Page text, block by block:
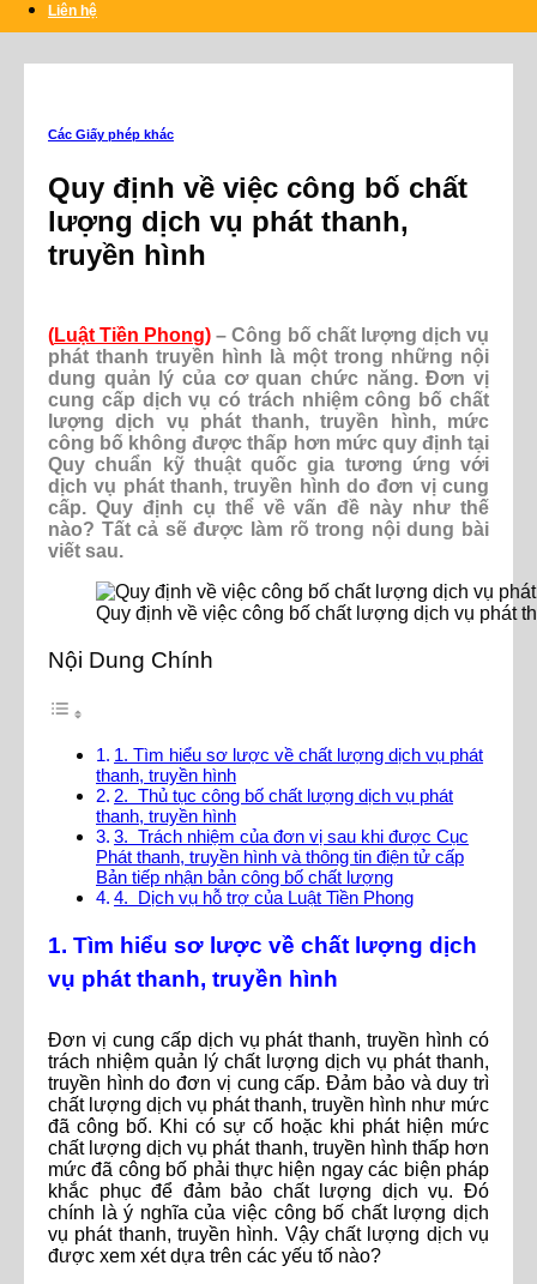
Liên hệ
Các Giấy phép khác
Quy định về việc công bố chất
lượng dịch vụ phát thanh,
truyền hình
(Luật Tiền Phong) – Công bố chất lượng dịch vụ
phát thanh truyền hình là một trong những nội
dung quản lý của cơ quan chức năng. Đơn vị
cung cấp dịch vụ có trách nhiệm công bố chất
lượng dịch vụ phát thanh, truyền hình, mức
công bố không được thấp hơn mức quy định tại
Quy chuẩn kỹ thuật quốc gia tương ứng với
dịch vụ phát thanh, truyền hình do đơn vị cung
cấp. Quy định cụ thể về vấn đề này như thế
nào? Tất cả sẽ được làm rõ trong nội dung bài
viết sau.
Quy định về việc công bố chất lượng dịch vụ phát
Nội Dung Chính
1. Tìm hiểu sơ lược về chất lượng dịch vụ phát
thanh, truyền hình
2. Thủ tục công bố chất lượng dịch vụ phát
thanh, truyền hình
3. Trách nhiệm của đơn vị sau khi được Cục
Phát thanh, truyền hình và thông tin điện tử cấp
Bản tiếp nhận bản công bố chất lượng
4. Dịch vụ hỗ trợ của Luật Tiền Phong
1. Tìm hiểu sơ lược về chất lượng dịch
vụ phát thanh, truyền hình
Đơn vị cung cấp dịch vụ phát thanh, truyền hình có
trách nhiệm quản lý chất lượng dịch vụ phát thanh,
truyền hình do đơn vị cung cấp. Đảm bảo và duy trì
chất lượng dịch vụ phát thanh, truyền hình như mức
đã công bố. Khi có sự cố hoặc khi phát hiện mức
chất lượng dịch vụ phát thanh, truyền hình thấp hơn
mức đã công bố phải thực hiện ngay các biện pháp
khắc phục để đảm bảo chất lượng dịch vụ. Đó
chính là ý nghĩa của việc công bố chất lượng dịch
vụ phát thanh, truyền hình. Vậy chất lượng dịch vụ
được xem xét dựa trên các yếu tố nào?